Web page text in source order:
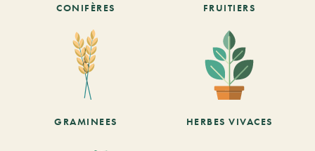
CONIFÈRES FRUITIERS
GRAMINEES HERBES VIVACES